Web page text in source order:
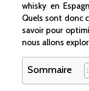
whisky en
Quels sont donc
savoir pour
nous allons
Sommaire